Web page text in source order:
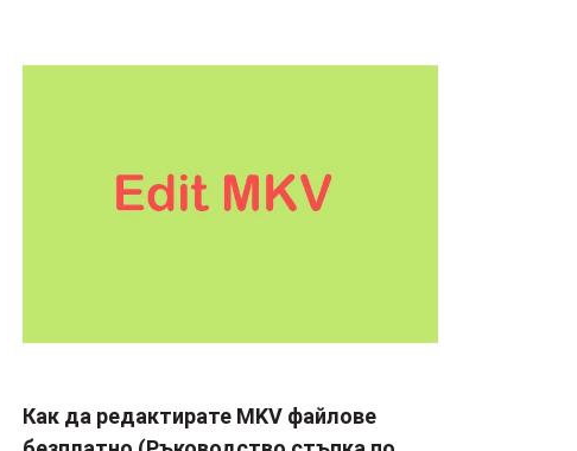
Как да редактирате MKV файлове